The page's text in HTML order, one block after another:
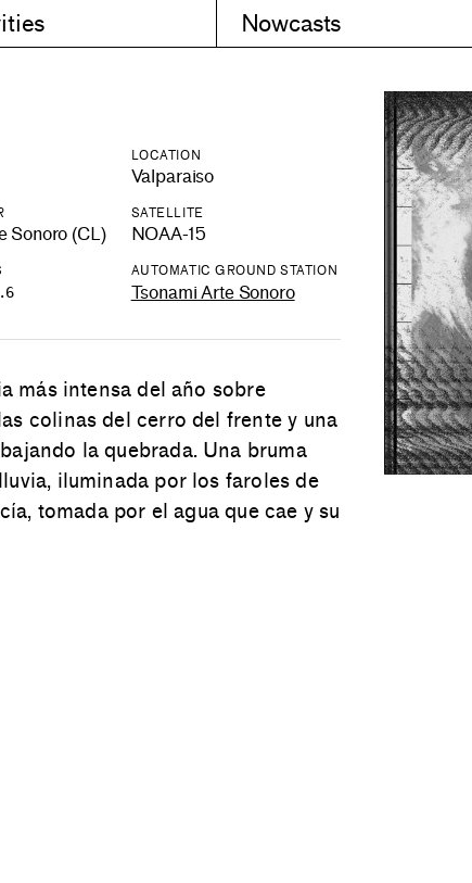
Nowcasts
LOCATION
Valparaiso
Sonoro (CL)
SATELLITE
NOAA-15
AUTOMATIC GROUND STATION
Tsonami Arte Sonoro
más intensa del año sobre
colinas del cerro del frente y una
la quebrada. Una bruma
iluminada por los faroles de
tomada por el agua que cae y su